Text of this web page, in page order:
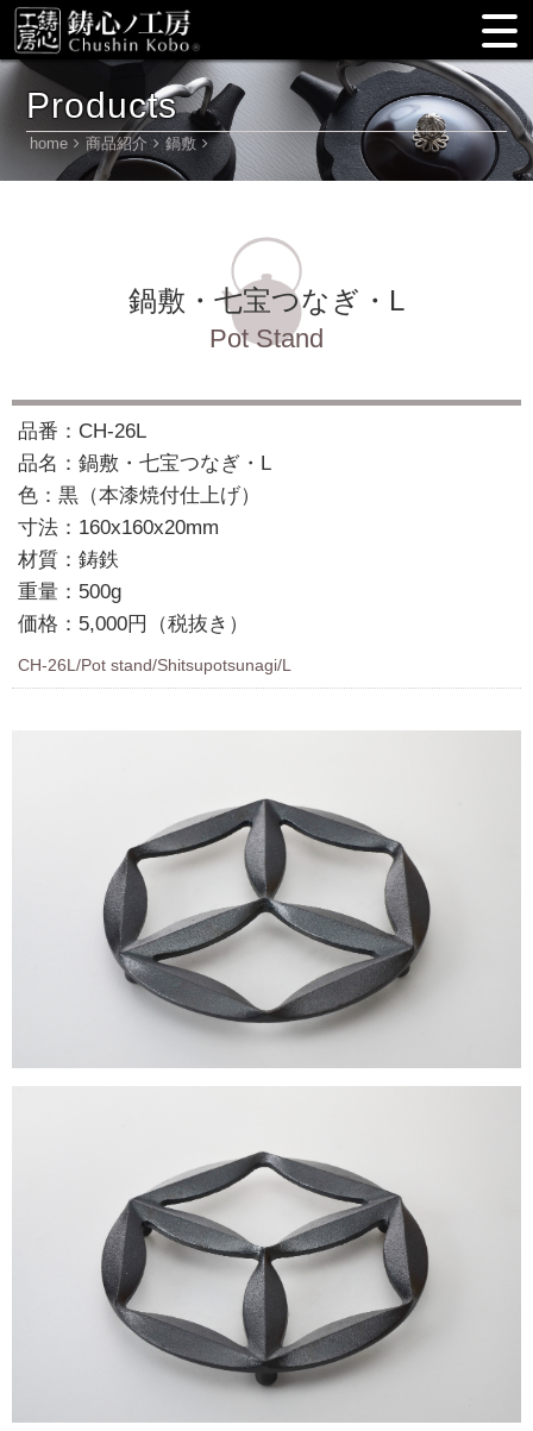
Products
home 商品紹介 鍋敷
鍋敷・七宝つなぎ・L
Pot Stand
品番：CH-26L
品名：鍋敷・七宝つなぎ・L
色：黒（本漆焼付仕上げ）
寸法：160x160x20mm
材質：鋳鉄
重量：500g
価格：5,000円（税抜き）
CH-26L/Pot stand/Shitsupotsunagi/L